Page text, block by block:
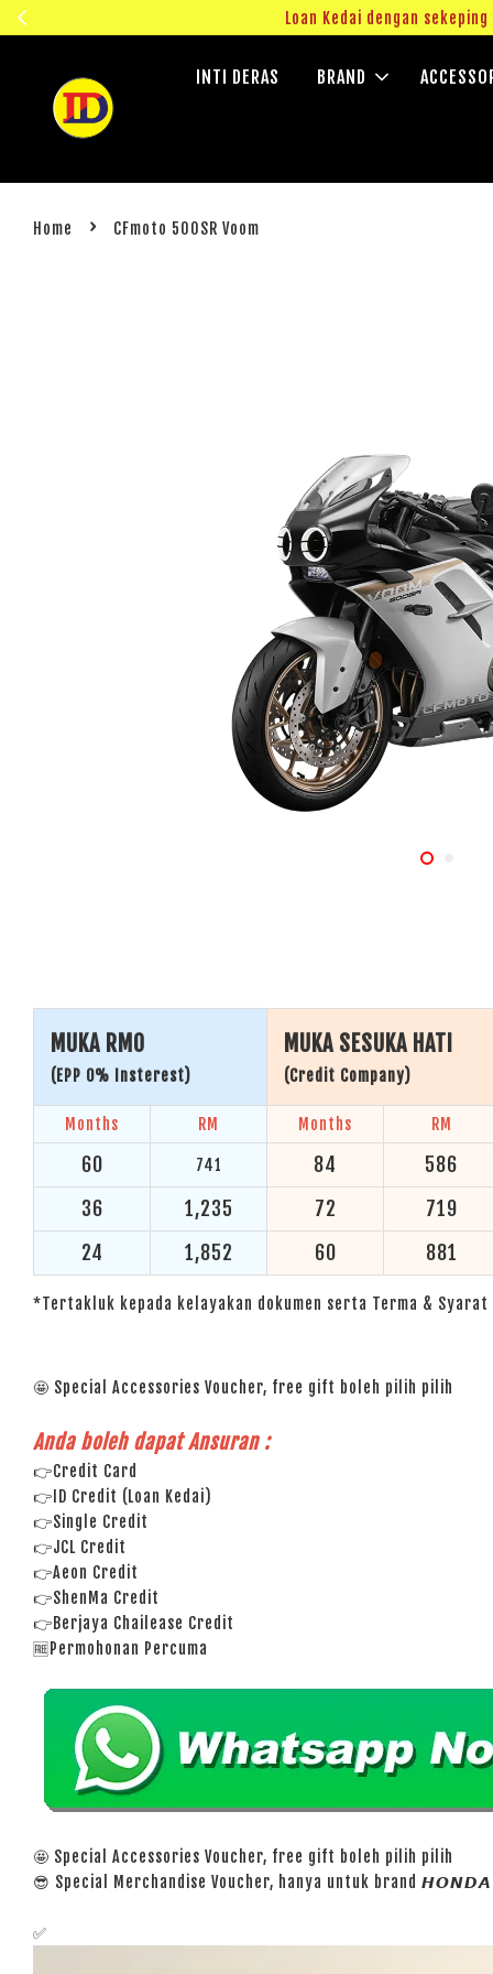
Loan Kedai dengan sekeping
INTI DERAS BRAND
Home › CFmoto 500SR Voom
MUKA RM0
(EPP 0% Insterest)
MUKA SESUKA HATI
(Credit Company)
Months RM Months RM
60 741 84
586
36
1,235 72
719
24
1,852 60 881
*Tertakluk kepada kelayakan dokumen serta Terma &
🤩 Special Accessories Voucher, free gift boleh pilih pilih
Anda boleh dapat Ansuran :
👉Credit Card
👉ID Credit (Loan Kedai)
👉Single Credit
👉JCL Credit
👉Aeon Credit
👉ShenMa Credit
👉Berjaya Chailease Credit
🆓Permohonan Percuma
🤩 Special Accessories Voucher, free gift boleh pilih pilih
😎 Special Merchandise Voucher, hanya untuk brand
✅